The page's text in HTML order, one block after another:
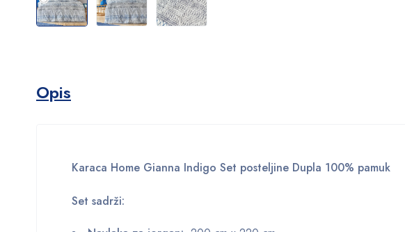
Opis
Karaca Home Gianna Indigo Set posteljine Dupla 100% pamuk
Set sadrži: